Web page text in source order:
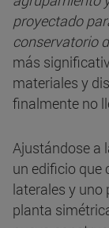
proyectado
conservatorio
más
materiales y
finalmente no
Ajustándose a
un edificio que
laterales y uno
planta